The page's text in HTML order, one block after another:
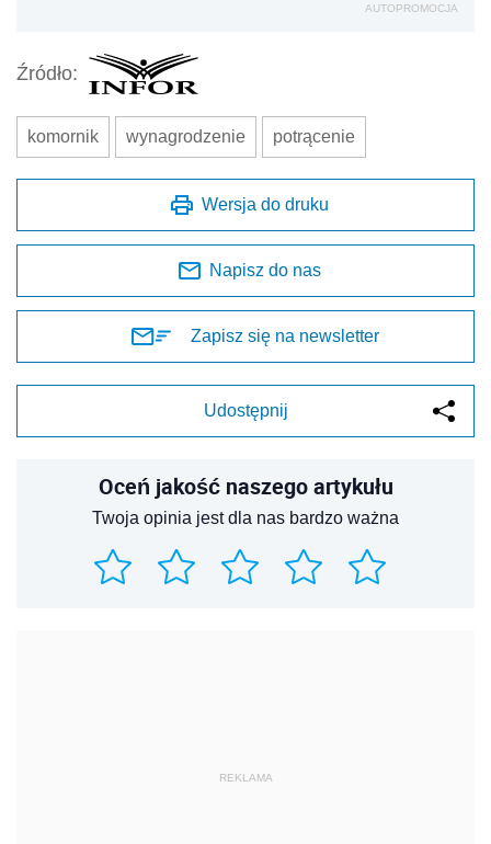
AUTOPROMOCJA
Źródło:
komornik wynagrodzenie potrącenie
Wersja do druku
Napisz do nas
Zapisz się na newsletter
Udostępnij
Oceń jakość naszego artykułu
Twoja opinia jest dla nas bardzo ważna
REKLAMA